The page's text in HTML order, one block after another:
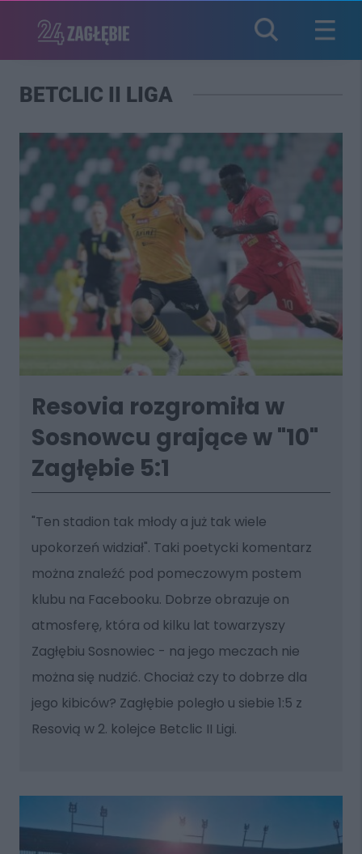
BETCLIC II LIGA
Resovia rozgromiła w
Sosnowcu grające w "10"
Zagłębie 5:1
"Ten stadion tak młody a już tak wiele
upokorzeń widział". Taki poetycki komentarz
można znaleźć pod pomeczowym postem
klubu na Facebooku. Dobrze obrazuje on
atmosferę, która od kilku lat towarzyszy
Zagłębiu Sosnowiec - na jego meczach nie
można się nudzić. Chociaż czy to dobrze dla
jego kibiców? Zagłębie poległo u siebie 1:5 z
Resovią w 2. kolejce Betclic II Ligi.